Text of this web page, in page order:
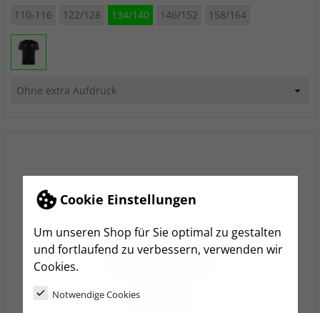
Cookie Einstellungen
Um unseren Shop für Sie optimal zu gestalten
und fortlaufend zu verbessern, verwenden wir
Cookies.
Notwendige Cookies
110-116 122/128 134/140 146/152 158/164